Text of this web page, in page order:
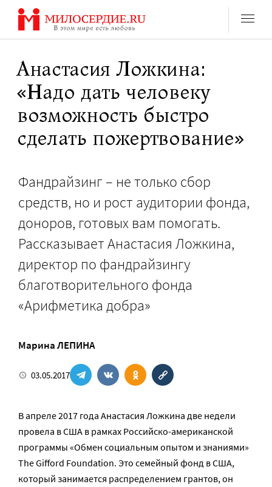
Перейти
содержанию
Анастасия Ложкина:
«Надо дать человеку
возможность быстро
сделать пожертвование»
Фандрайзинг – не только сбор
средств, но и рост аудитории фонда,
доноров, готовых вам помогать.
Рассказывает Анастасия Ложкина,
директор по фандрайзингу
благотворительного фонда
«Арифметика добра»
Марина ЛЕПИНА
03.05.2017
В апреле 2017 года Анастасия Ложкина две недели
провела в США в рамках Российско-американской
программы «Обмен социальным опытом и знаниями»
The Gifford Foundation. Это семейный фонд в США,
который занимается распределением грантов, он